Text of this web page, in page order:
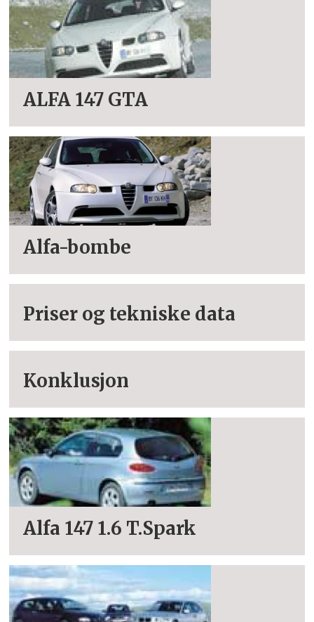
ALFA 147 GTA
Alfa-bombe
Priser og tekniske data
Konklusjon
Alfa 147 1.6 T.Spark